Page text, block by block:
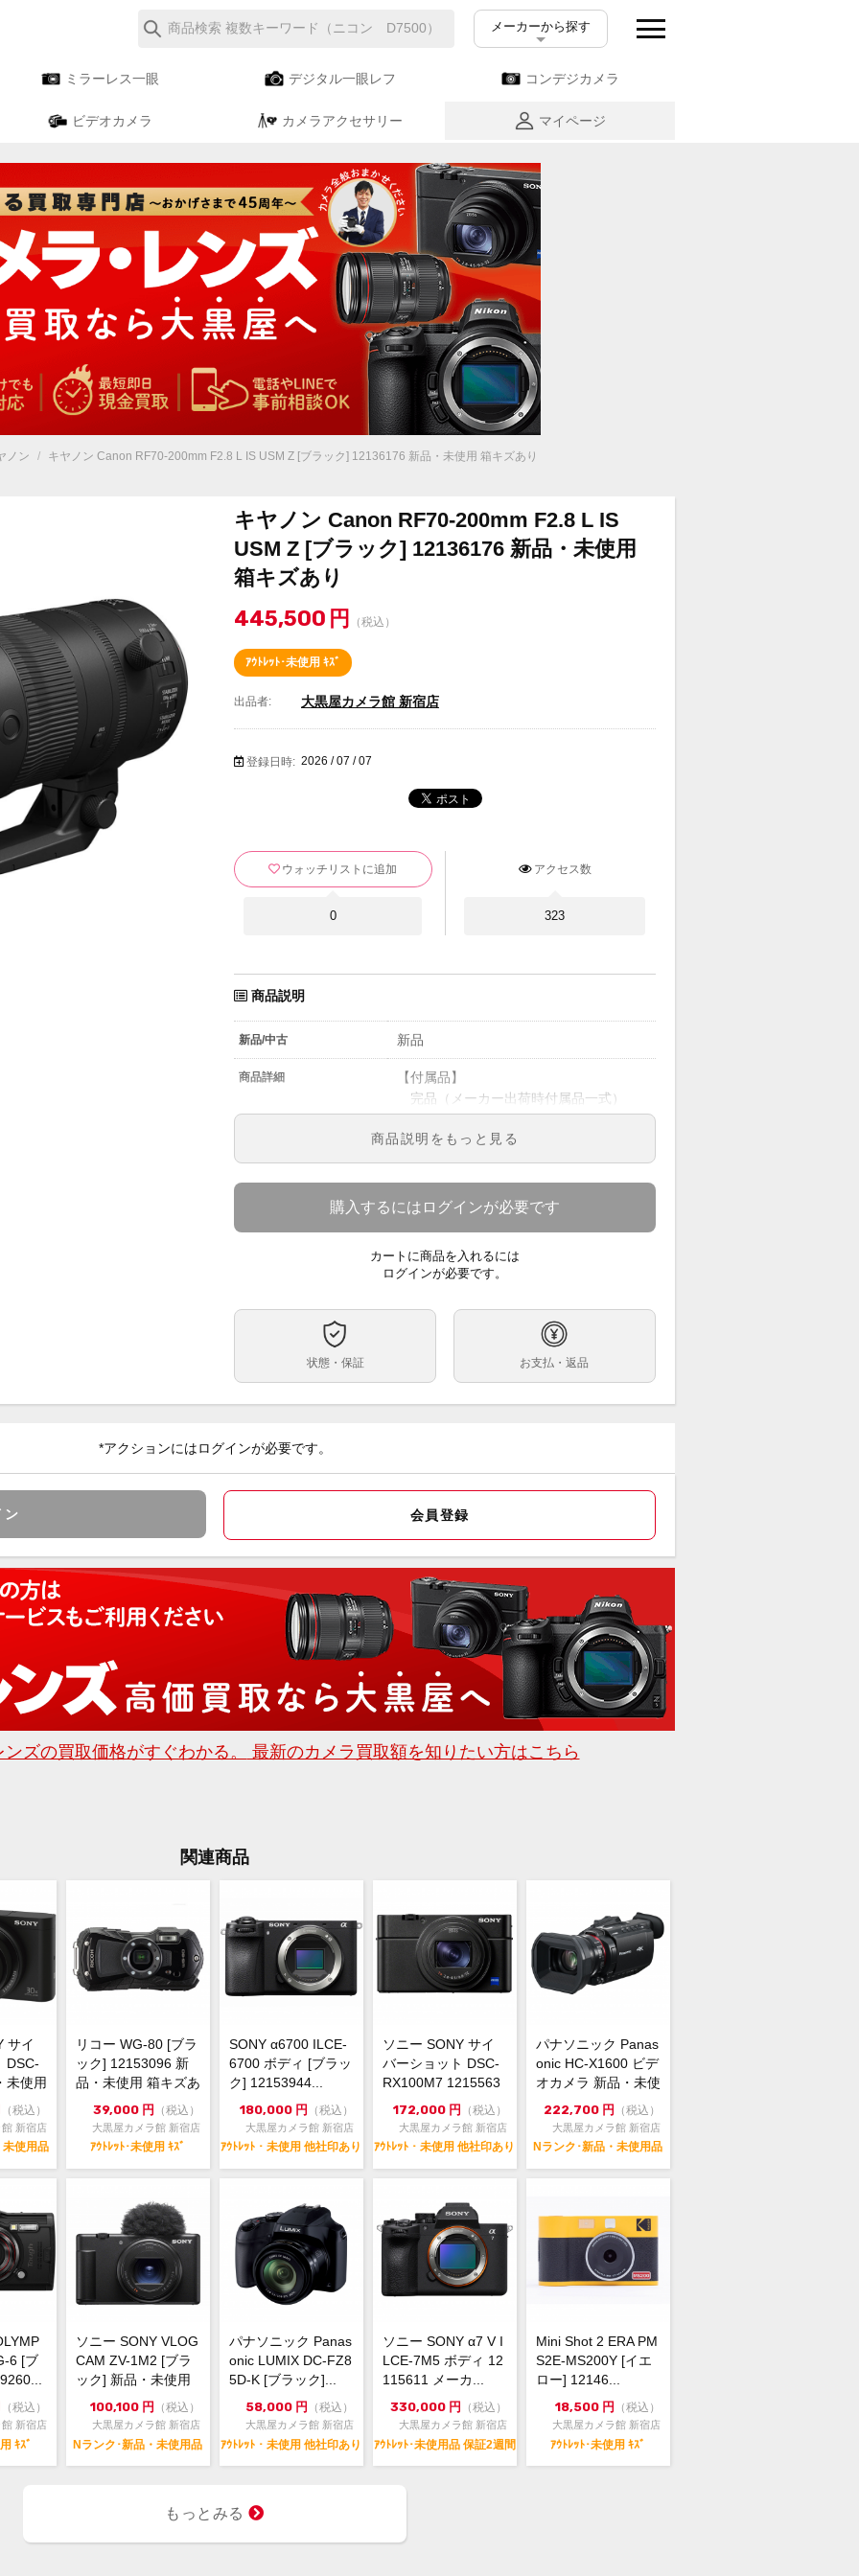
メーカーから探す
ミラーレス一眼 デジタル一眼レフ コンデジカメラ
ビデオカメラ カメラアクセサリー マイページ
ノン / キヤノン Canon RF70-200mm F2.8 L IS USM Z [ブラック] 12136176 新品・未使用 箱キズあり
キヤノン Canon RF70-200mm F2.8 L IS
USM Z [ブラック] 12136176 新品・未使用
箱キズあり
445,500 円 （税込）
ｱｳﾄﾚｯﾄ･未使用 ｷｽﾞ
出品者: 大黒屋カメラ館 新宿店
登録日時: 2026 / 07 / 07
アクセス数
323
ウォッチリストに追加
0
商品説明
新品/中古 新品
商品詳細
【付属品】
完品（メーカー出荷時付属品一式）
※箱に目立つキズがございます。
※箱に保管に伴うスレ、小キズがござい
ます。
【保証】
※保証内容はメーカー保証規定に基づく
対応となります。
となります。
「L（Luxury）」レンズに属する。
（絞りリング）の搭載やパワーズームアダ
プター「PZ-E2」「PZ-E2B」に対応し、
「電子式フローティングフォーカス制御」
を採用し、プロの高い要求に応えるAF性能
や手ブレ補正機能を備えている。
ご注文、ご決済後に店頭でのお受取も可能
でございます。
※受取可能店舗は大黒屋カメラ館 新宿店の
お買取り、下取りも行っております。
送料無料のLINE査定、宅配買取も可能で
す。
詳しくはトップページの大きなバナーをク
商品説明をもっと見る
購入するにはログインが必要です
カートに商品を入れるには
ログインが必要です。
状態・保証 お支払・返品
*アクションにはログインが必要です。
ン 会員登録
ズの買取価格がすぐわかる。 最新のカメラ買取額を知りたい方はこちら
関連商品
サイ
DSC-
未使用
（税込）
新宿店
未使用品
リコー WG-80 [ブラ
ック] 12153096 新
品・未使用 箱キズあ
39,000 円 （税込）
大黒屋カメラ館 新宿店
ｱｳﾄﾚｯﾄ･未使用 ｷｽﾞ
SONY α6700 ILCE-
6700 ボディ [ブラッ
ク] 12153944...
180,000 円 （税込）
大黒屋カメラ館 新宿店
ｱｳﾄﾚｯﾄ・未使用 他社印あり
ソニー SONY サイ
バーショット DSC-
RX100M7 1215563
172,000 円 （税込）
大黒屋カメラ館 新宿店
ｱｳﾄﾚｯﾄ・未使用 他社印あり
パナソニック Panas
onic HC-X1600 ビデ
オカメラ 新品・未使
222,700 円 （税込）
大黒屋カメラ館 新宿店
Nランク･新品・未使用品
6 [ブ
（税込）
新宿店
ｷｽﾞ
ソニー SONY VLOG
CAM ZV-1M2 [ブラ
ック] 新品・未使用
100,100 円 （税込）
大黒屋カメラ館 新宿店
Nランク･新品・未使用品
パナソニック Panas
onic LUMIX DC-FZ8
5D-K [ブラック]...
58,000 円 （税込）
大黒屋カメラ館 新宿店
ｱｳﾄﾚｯﾄ・未使用 他社印あり
ソニー SONY α7 V I
LCE-7M5 ボディ 12
115611 メーカ...
330,000 円 （税込）
大黒屋カメラ館 新宿店
ｱｳﾄﾚｯﾄ･未使用品 保証2週間
Mini Shot 2 ERA PM
S2E-MS200Y [イエ
ロー] 12146...
18,500 円 （税込）
大黒屋カメラ館 新宿店
ｱｳﾄﾚｯﾄ･未使用 ｷｽﾞ
もっとみる